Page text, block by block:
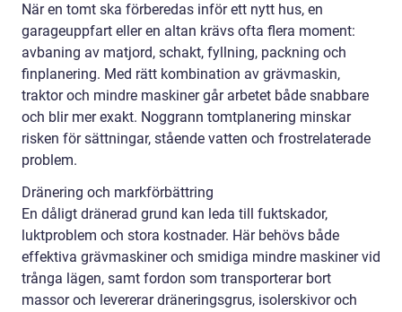
När en tomt ska förberedas inför ett nytt hus, en
garageuppfart eller en altan krävs ofta flera moment:
avbaning av matjord, schakt, fyllning, packning och
finplanering. Med rätt kombination av grävmaskin,
traktor och mindre maskiner går arbetet både snabbare
och blir mer exakt. Noggrann tomtplanering minskar
risken för sättningar, stående vatten och frostrelaterade
problem.
Dränering och markförbättring
En dåligt dränerad grund kan leda till fuktskador,
luktproblem och stora kostnader. Här behövs både
effektiva grävmaskiner och smidiga mindre maskiner vid
trånga lägen, samt fordon som transporterar bort
massor och levererar dräneringsgrus, isolerskivor och